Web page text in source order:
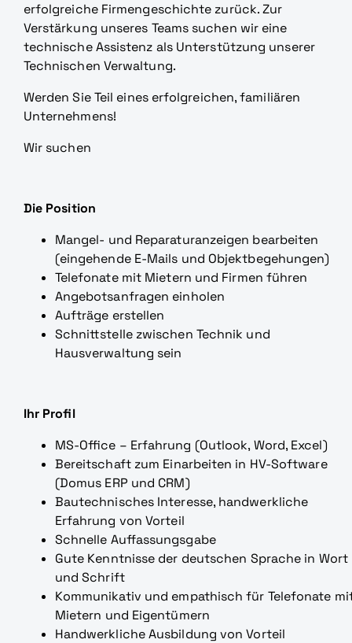
erfolgreiche Firmengeschichte zurück. Zur
Verstärkung unseres Teams suchen wir eine
technische Assistenz als Unterstützung unserer
Technischen Verwaltung.
Werden Sie Teil eines erfolgreichen, familiären
Unternehmens!
Wir suchen
Die Position
Mangel- und Reparaturanzeigen bearbeiten
(eingehende E-Mails und Objektbegehungen)
Telefonate mit Mietern und Firmen führen
Angebotsanfragen einholen
Aufträge erstellen
Schnittstelle zwischen Technik und
Hausverwaltung sein
Ihr Profil
MS-Office – Erfahrung (Outlook, Word, Excel)
Bereitschaft zum Einarbeiten in HV-Software
(Domus ERP und CRM)
Bautechnisches Interesse, handwerkliche
Erfahrung von Vorteil
Schnelle Auffassungsgabe
Gute Kenntnisse der deutschen Sprache in Wort
und Schrift
Kommunikativ und empathisch für Telefonate
Mietern und Eigentümern
Handwerkliche Ausbildung von Vorteil